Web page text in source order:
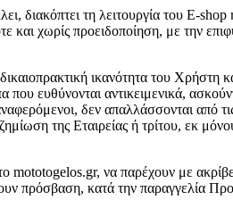
διακόπτει τη λειτουργία του E-
και χωρίς προειδοποίηση, με την
ικανότητα του Χρήστη
ευθύνονται αντικειμενικά,
δεν απαλλάσσονται από
της Εταιρείας ή τρίτου, εκ
να παρέχουν με
πρόσβαση, κατά την παραγγελία